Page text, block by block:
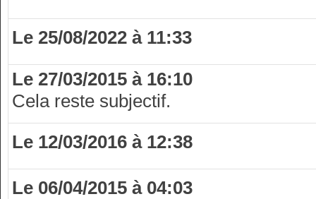
Le 25/08/2022 à 11:33
Le 27/03/2015 à 16:10
Cela reste subjectif.
Le 12/03/2016 à 12:38
Le 06/04/2015 à 04:03